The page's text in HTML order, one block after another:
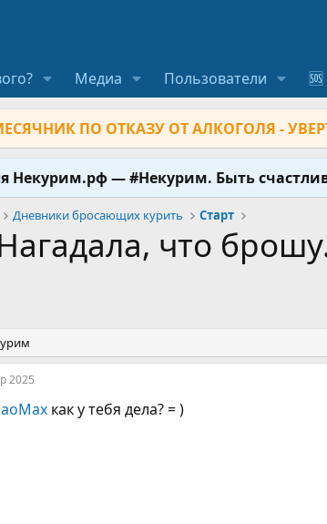
Медиа Пользователи 🆘
ПО ОТКАЗУ ОТ АЛКОГОЛЯ -
Некурим.рф — #Некурим. Быть
Дневники бросающих курить Старт
что
2025
как у тебя дела? = )